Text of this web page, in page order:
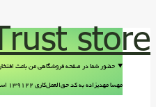
store
حضور شما در صفحه فروشگاهی من باعث
مهسا مهدیزاده به کد حق‌العمل‌کاری ۱۳۹۱۲۲ است.